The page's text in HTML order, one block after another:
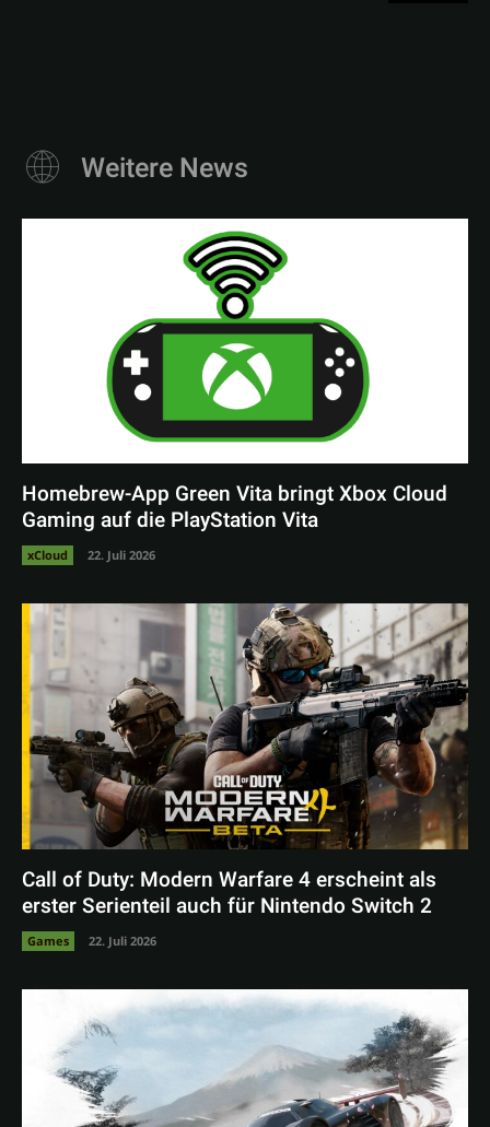
Weitere News
Homebrew-App Green Vita bringt Xbox Cloud
Gaming auf die PlayStation Vita
xCloud 22. Juli 2026
Call of Duty: Modern Warfare 4 erscheint als
erster Serienteil auch für Nintendo Switch 2
Games 22. Juli 2026